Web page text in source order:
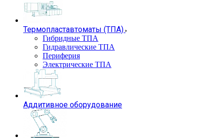
Термопластавтоматы (ТПА)
Гибридные ТПА
Гидравлические ТПА
Периферия
Электрические ТПА
Аддитивное оборудование